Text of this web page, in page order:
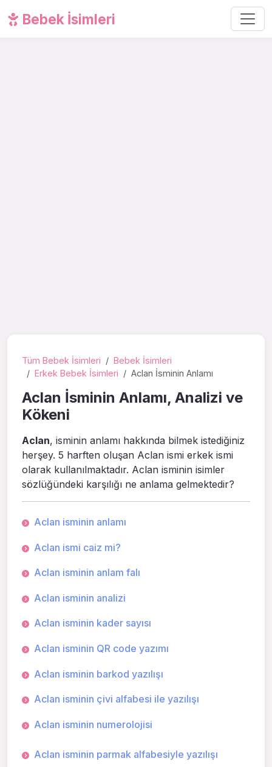
Bebek İsimleri
Tüm Bebek İsimleri
Bebek İsimleri
Erkek Bebek İsimleri
Aclan İsminin Anlamı
Aclan İsminin Anlamı, Analizi ve
Kökeni
Aclan, isminin anlamı hakkında bilmek istediğiniz
herşey. 5 harften oluşan Aclan ismi erkek ismi
olarak kullanılmaktadır. Aclan isminin isimler
sözlüğündeki karşılığı ne anlama gelmektedir?
Aclan isminin anlamı
Aclan ismi caiz mi?
Aclan isminin anlam falı
Aclan isminin analizi
Aclan isminin kader sayısı
Aclan isminin QR code yazımı
Aclan isminin barkod yazılışı
Aclan isminin çivi alfabesi ile yazılışı
Aclan isminin numerolojisi
Aclan isminin parmak alfabesiyle yazılışı